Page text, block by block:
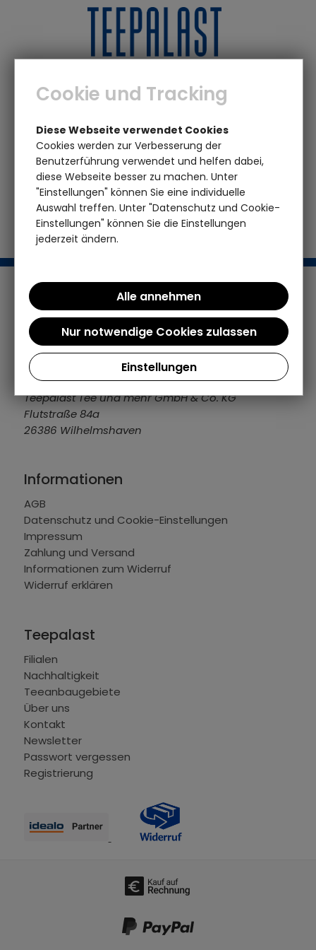
zuckerfrei
Das von Ihnen gesuchte Produkt ist leider
nicht mehr vorhanden
Support / Hotline
04421 309109
info@teepalast.de
MO - FR: 08:00 bis 16:30 Uhr
Teepalast Tee und mehr GmbH & Co. KG
Flutstraße 84a
26386 Wilhelmshaven
Informationen
AGB
Datenschutz und Cookie-Einstellungen
Impressum
Zahlung und Versand
Informationen zum Widerruf
Widerruf erklären
Teepalast
Filialen
Nachhaltigkeit
Teeanbaugebiete
Über uns
Kontakt
Newsletter
Passwort vergessen
Registrierung
Cookie und Tracking
Diese Webseite verwendet Cookies
Cookies werden zur Verbesserung der
Benutzerführung verwendet und helfen dabei,
diese Webseite besser zu machen. Unter
"Einstellungen" können Sie eine individuelle
Auswahl treffen. Unter "Datenschutz und Cookie-
Einstellungen" können Sie die Einstellungen
jederzeit ändern.
Einstellungen